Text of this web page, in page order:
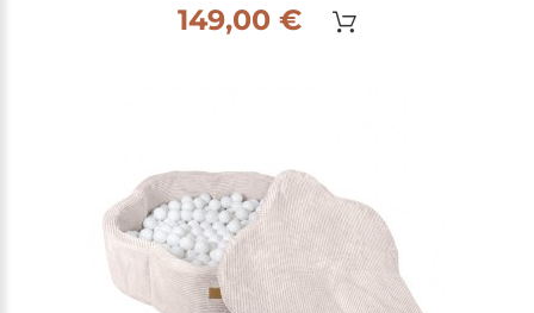
149,00 €